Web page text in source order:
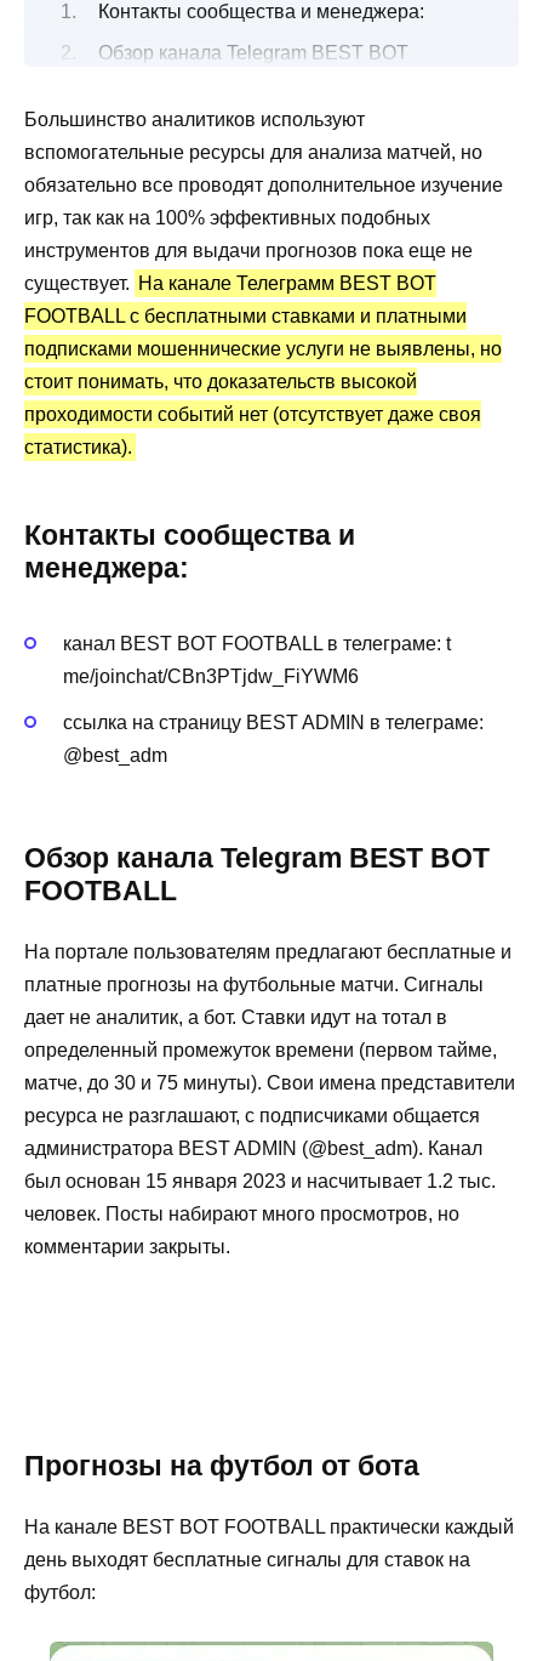
Контакты сообщества и менеджера:
Обзор канала Telegram BEST BOT
Прогнозы на футбол от бота
Канал Телеграмм BEST BOT FOOTBALL:
статистика и отзывы
Большинство аналитиков используют
вспомогательные ресурсы для анализа матчей, но
обязательно все проводят дополнительное изучение
игр, так как на 100% эффективных подобных
инструментов для выдачи прогнозов пока еще не
существует. На канале Телеграмм BEST BOT
FOOTBALL с бесплатными ставками и платными
подписками мошеннические услуги не выявлены, но
стоит понимать, что доказательств высокой
проходимости событий нет (отсутствует даже своя
статистика).
Контакты сообщества и
менеджера:
канал BEST BOT FOOTBALL в телеграме: t
me/joinchat/CBn3PTjdw_FiYWM6
ссылка на страницу BEST ADMIN в телеграме:
@best_adm
Обзор канала Telegram BEST BOT
FOOTBALL
На портале пользователям предлагают бесплатные и
платные прогнозы на футбольные матчи. Сигналы
дает не аналитик, а бот. Ставки идут на тотал в
определенный промежуток времени (первом тайме,
матче, до 30 и 75 минуты). Свои имена представители
ресурса не разглашают, с подписчиками общается
администратора BEST ADMIN (@best_adm). Канал
был основан 15 января 2023 и насчитывает 1.2 тыс.
человек. Посты набирают много просмотров, но
комментарии закрыты.
Прогнозы на футбол от бота
На канале BEST BOT FOOTBALL практически каждый
день выходят бесплатные сигналы для ставок на
футбол: